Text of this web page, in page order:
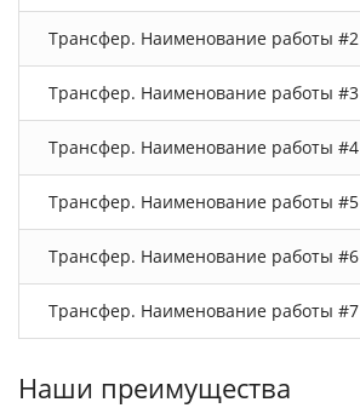
Трансфер. Наименование работы #2
Трансфер. Наименование работы #3
Трансфер. Наименование работы #4
Трансфер. Наименование работы #5
Трансфер. Наименование работы #6
Трансфер. Наименование работы #7
Наши преимущества